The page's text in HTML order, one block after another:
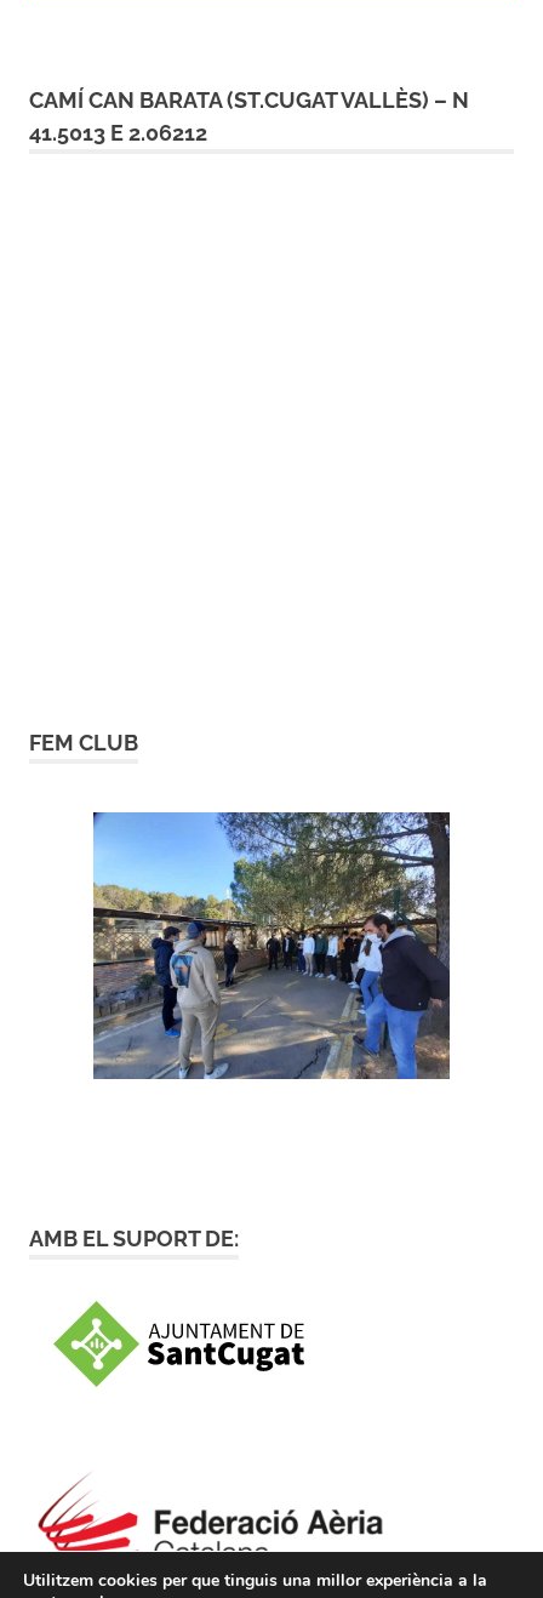
CAMÍ CAN BARATA (ST.CUGAT VALLÈS) – N
41.5013 E 2.06212
FEM CLUB
AMB EL SUPORT DE:
Utilitzem cookies per que tinguis una millor experiència a la